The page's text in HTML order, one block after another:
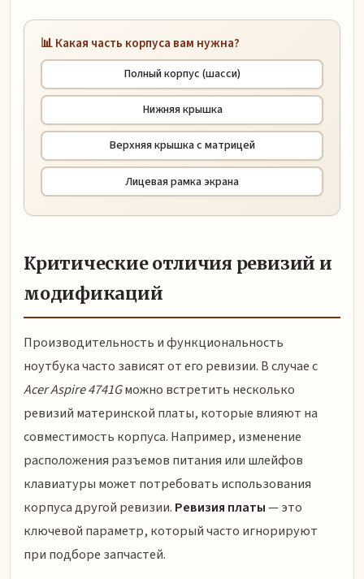
📊 Какая часть корпуса вам нужна?
Полный корпус (шасси)
Нижняя крышка
Верхняя крышка с матрицей
Лицевая рамка экрана
Критические отличия ревизий и
модификаций
Производительность и функциональность
ноутбука часто зависят от его ревизии. В случае с
Acer Aspire 4741Gможно встретить несколько
ревизий материнской платы, которые влияют на
совместимость корпуса. Например, изменение
расположения разъемов питания или шлейфов
клавиатуры может потребовать использования
корпуса другой ревизии. Ревизия платы— это
ключевой параметр, который часто игнорируют
при подборе запчастей.